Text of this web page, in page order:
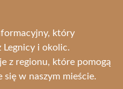
który
i okolic.
z regionu, które pomogą
się w naszym mieście.